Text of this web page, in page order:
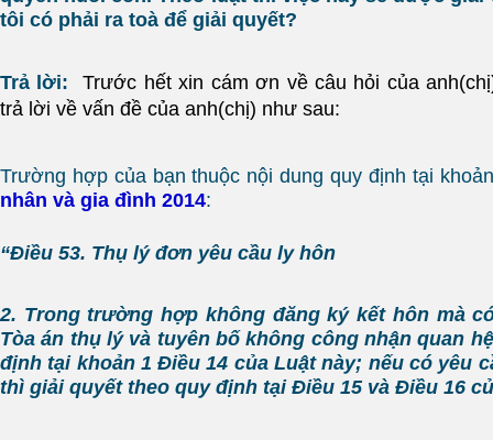
tôi có phải ra toà để giải quyết?
Trả lời:Trước hết xin cám ơn về câu hỏi của
trả lời về vấn đề của anh(chị) như sau:
Trường hợp của bạn thuộc nội dung quy định tại
nhân và gia đình 2014:
“Điều 53. Thụ lý đơn yêu cầu ly hôn
2. Trong trường hợp không đăng ký kết hôn mà
Tòa án thụ lý và tuyên bố không công nhận quan
định tại khoản 1 Điều 14 của Luật này; nếu có yêu
thì giải quyết theo quy định tại Điều 15 và Điều 16